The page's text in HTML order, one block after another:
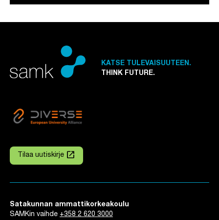
KATSE TULEVAISUUTEEN.
THINK FUTURE.
Tilaa uutiskirje
Linkki avautuu uuteen välilehteen
launch
Satakunnan ammattikorkeakoulu
SAMKin vaihde +358 2 620 3000